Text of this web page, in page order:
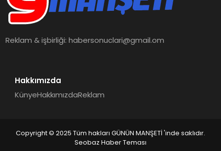
Reklam & işbirliği:habersonuclari@gmail.om
Hakkımızda
KünyeHakkımızdaReklam
Copyright © 2025 Tüm hakları GÜNÜN MANŞETİ 'inde saklıdır.
Seobaz Haber Teması